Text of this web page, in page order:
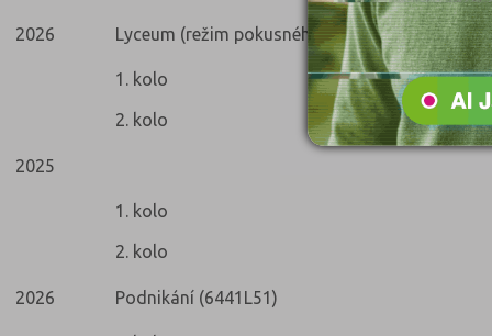
2026 Lyceum (režim pokusného ověřování)
1. kolo
2. kolo
2025
1. kolo
2. kolo
2026 Podnikání (6441L51)